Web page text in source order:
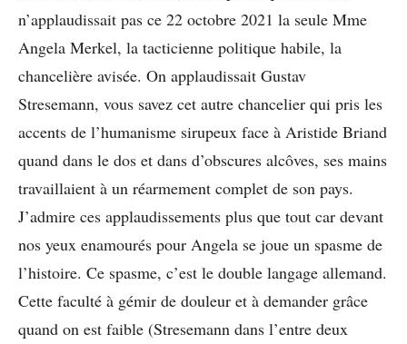
n’applaudissait pas ce 22 octobre 2021 la seule Mme
Angela Merkel, la tacticienne politique habile, la
chancelière avisée. On applaudissait Gustav
Stresemann, vous savez cet autre chancelier qui pris les
accents de l’humanisme sirupeux face à Aristide Briand
quand dans le dos et dans d’obscures alcôves, ses mains
travaillaient à un réarmement complet de son pays.
J’admire ces applaudissements plus que tout car devant
nos yeux enamourés pour Angela se joue un spasme de
l’histoire. Ce spasme, c’est le double langage allemand.
Cette faculté à gémir de douleur et à demander grâce
quand on est faible (Stresemann dans l’entre deux